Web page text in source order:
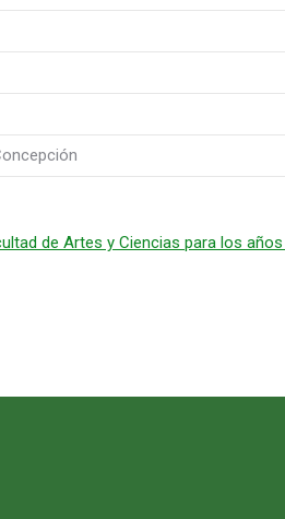
de Artes y Ciencias para los